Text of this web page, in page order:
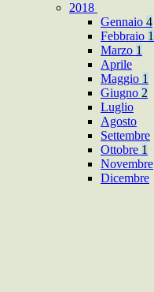
2018
Gennaio 4
Febbraio 1
Marzo 1
Aprile
Maggio 1
Giugno 2
Luglio
Agosto
Settembre
Ottobre 1
Novembre
Dicembre